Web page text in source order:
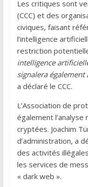
Les critiques sont
(CCC) et des
civiques, faisant
l’intelligence
restriction
intelligence
signalera
a déclaré le CCC.
L’Association de
également l’analyse
cryptées. Joachim
d’administration, a
des activités
les services de
« dark web ».